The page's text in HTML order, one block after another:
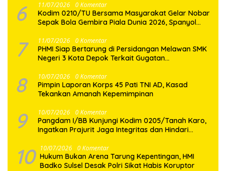
6 11/07/2026 0 Komentar
Kodim 0210/TU Bersama Masyarakat Gelar Nobar
Sepak Bola Gembira Piala Dunia 2026, Spanyol
7 11/07/2026 0 Komentar
PHMI Siap Bertarung di Persidangan Melawan SMK
Negeri 3 Kota Depok Terkait Gugatan
Miliar Lebih
8 10/07/2026 0 Komentar
Pimpin Laporan Korps 45 Pati TNI AD, Kasad
Tekankan Amanah Kepemimpinan
9 10/07/2026 0 Komentar
Pangdam I/BB Kunjungi Kodim 0205/Tanah Karo,
Ingatkan Prajurit Jaga Integritas dan Hindari
10 10/07/2026 0 Komentar
Hukum Bukan Arena Tarung Kepentingan, HMI
Badko Sulsel Desak Polri Sikat Habis Koruptor